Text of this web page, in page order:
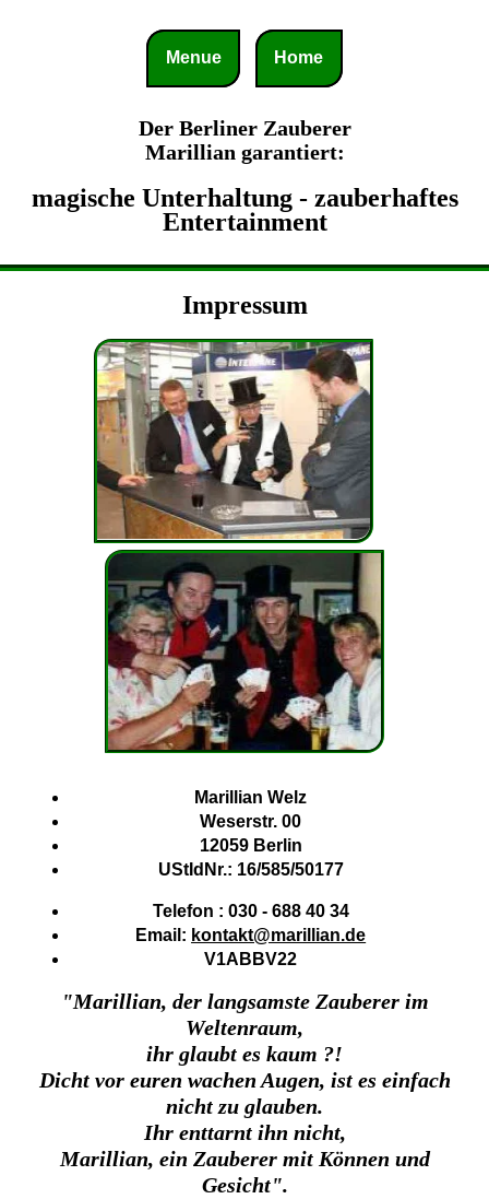
Menue Home
Der Berliner Zauberer
Marillian garantiert:
magische Unterhaltung - zauberhaftes
Entertainment
Impressum
Marillian Welz
Weserstr. 00
12059 Berlin
UStIdNr.: 16/585/50177
Telefon : 030 - 688 40 34
Email: kontakt@marillian.de
V1ABBV22
"Marillian, der langsamste Zauberer im
Weltenraum,
ihr glaubt es kaum ?!
Dicht vor euren wachen Augen, ist es einfach
nicht zu glauben.
Ihr enttarnt ihn nicht,
Marillian, ein Zauberer mit Können und
Gesicht".